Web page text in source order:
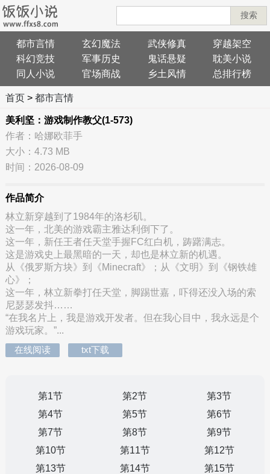
搜索
都市言情 玄幻魔法 武侠修真
穿越架空
科幻竞技
军事历史 鬼话悬疑
耽美小说
同人小说
官场商战 乡土风情 总排行榜
首页> 都市言情
美利坚：游戏制作教父(1-573)
作者：哈娜欧菲手
大小：4.73 MB
时间：2026-08-09
作品简介
林立新穿越到了1984年的洛杉矶。
这一年，北美的游戏霸主雅达利倒下了。
这一年，新任王者任天堂手握FC红白机，踌躇满志。
这是游戏史上最黑暗的一天，却也是林立新的机遇。
从《俄罗斯方块》到《Minecraft》；从《文明》到《钢铁雄
心》；
这一年，林立新拳打任天堂，脚踢世嘉，吓得还没入场的索
尼瑟瑟发抖……
“在我名片上，我是游戏开发者。但在我心目中，我永远是个
游戏玩家。”...
在线阅读
txt下载
第1节 第2节
第3节
第4节
第5节
第6节
第7节
第8节
第9节
第10节
第11节
第12节
第13节
第14节
第15节